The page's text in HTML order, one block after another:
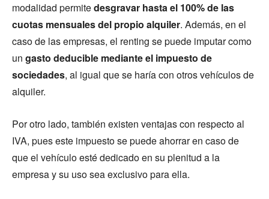
modalidad permitedesgravar hasta el 100% de las
cuotas mensuales del propio alquiler. Además, en el
caso de las empresas, el renting se puede imputar como
un gasto deducible mediante el impuesto de
sociedades, al igual que se haría con otros vehículos de
alquiler.
Por otro lado, también existen ventajas con respecto al
IVA, pues este impuesto se puede ahorrar en caso de
que el vehículo esté dedicado en su plenitud a la
empresa y su uso sea exclusivo para ella.